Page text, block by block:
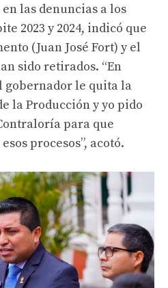
las denuncias a los
2023 y 2024, indicó que
(Juan José Fort) y el
sido retirados. “En
gobernador le quita la
la Producción y yo pido
para que
procesos”, acotó.